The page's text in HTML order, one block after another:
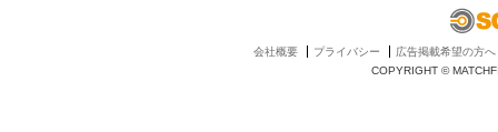
会社概要 プライバシー
広告掲載希望の方へ
COPYRIGHT ©